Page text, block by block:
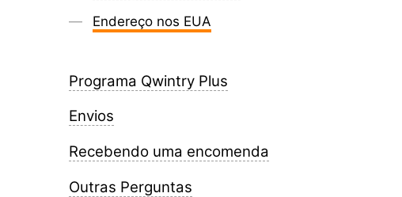
Endereço nos EUA
Programa Qwintry Plus
Envios
Recebendo uma encomenda
Outras Perguntas